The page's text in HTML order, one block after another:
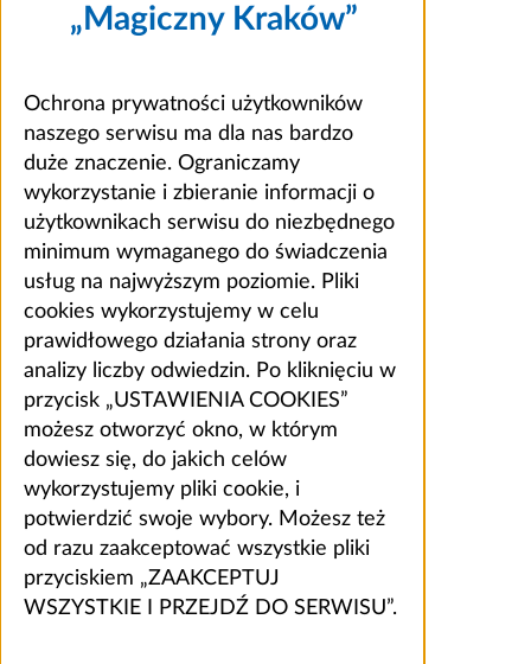
„Magiczny Kraków”
Ochrona prywatności użytkowników
naszego serwisu ma dla nas bardzo
duże znaczenie. Ograniczamy
wykorzystanie i zbieranie informacji o
użytkownikach serwisu do niezbędnego
minimum wymaganego do świadczenia
usług na najwyższym poziomie. Pliki
cookies wykorzystujemy w celu
prawidłowego działania strony oraz
analizy liczby odwiedzin. Po kliknięciu w
przycisk „USTAWIENIA COOKIES”
możesz otworzyć okno, w którym
dowiesz się, do jakich celów
wykorzystujemy pliki cookie, i
potwierdzić swoje wybory. Możesz też
od razu zaakceptować wszystkie pliki
przyciskiem „ZAAKCEPTUJ
WSZYSTKIE I PRZEJDŹ DO SERWISU”.